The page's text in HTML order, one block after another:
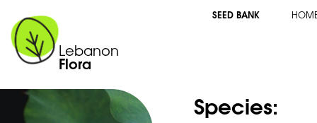
Lebanon
Flora
SEED BANK
Species: